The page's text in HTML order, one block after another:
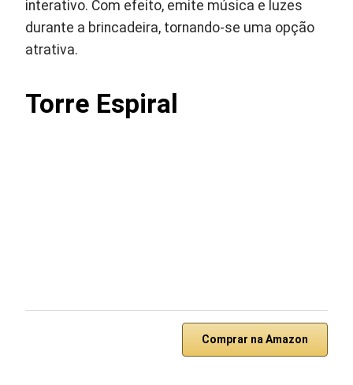
interativo. Com efeito, emite música e luzes
durante a brincadeira, tornando-se uma opção
atrativa.
Torre Espiral
Comprar na Amazon